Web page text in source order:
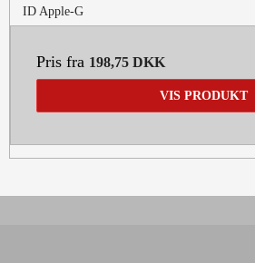
ID Apple-G
Pris fra 198,75 DKK
VIS PRODUKT